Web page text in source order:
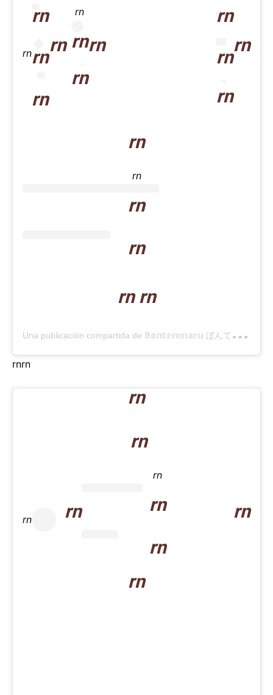
rn
rn
rn
rn
rn
rn
rn
rn
rn
rn
rn
rn
rn
rn
rn
rn
rn
rn rn
U
na publicación compartida de 𝔹𝕠𝕟𝕥𝕖𝕟𝕞𝕒𝕣𝕦 ぼんてんまる (@bonten._.maru)
rnrn
rn
rn
rn rn
rn
rn
rn
rn
rn